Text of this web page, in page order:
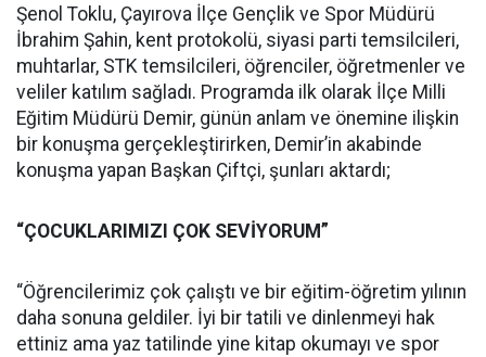
Şenol Toklu, Çayırova İlçe Gençlik ve Spor Müdürü
İbrahim Şahin, kent protokolü, siyasi parti temsilcileri,
muhtarlar, STK temsilcileri, öğrenciler, öğretmenler ve
veliler katılım sağladı. Programda ilk olarak İlçe Milli
Eğitim Müdürü Demir, günün anlam ve önemine ilişkin
bir konuşma gerçekleştirirken, Demir’in akabinde
konuşma yapan Başkan Çiftçi, şunları aktardı;
“ÇOCUKLARIMIZI ÇOK SEVİYORUM”
“Öğrencilerimiz çok çalıştı ve bir eğitim-öğretim yılının
daha sonuna geldiler. İyi bir tatili ve dinlenmeyi hak
ettiniz ama yaz tatilinde yine kitap okumayı ve spor